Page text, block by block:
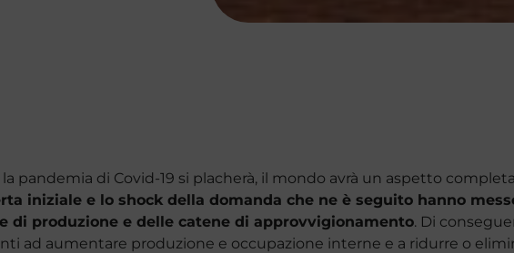
pandemia di Covid-19 si placherà, il mondo avrà un aspetto
iniziale e lo shock della domanda che ne è seguito hanno
di produzione e delle catene di approvvigionamento. Di
ad aumentare produzione e occupazione interne e a ridurre o